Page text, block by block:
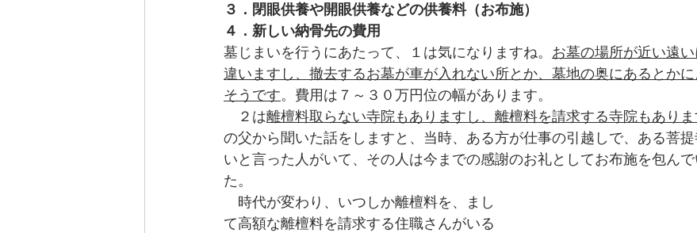
３．閉眼供養や開眼供養などの供養料（お布施）
４．新しい納骨先の費用
墓じまいを行うにあたって、１は気になりますね。 お墓の場所が近い遠
違いますし、撤去するお墓が車が入れない所とか、墓地の奥にあるとか
そうです。費用は７～３０万円位の幅があります。
２は離檀料取らない寺院もありますし、離檀料を請求する寺院もありま
の父から聞いた話をしますと、当時、ある方が仕事の引越しで、ある菩
いと言った人がいて、その人は今までの感謝のお礼としてお布施を包ん
た。
時代が変わり、いつしか離檀料を、まし
て高額な離檀料を請求する住職さんがいる